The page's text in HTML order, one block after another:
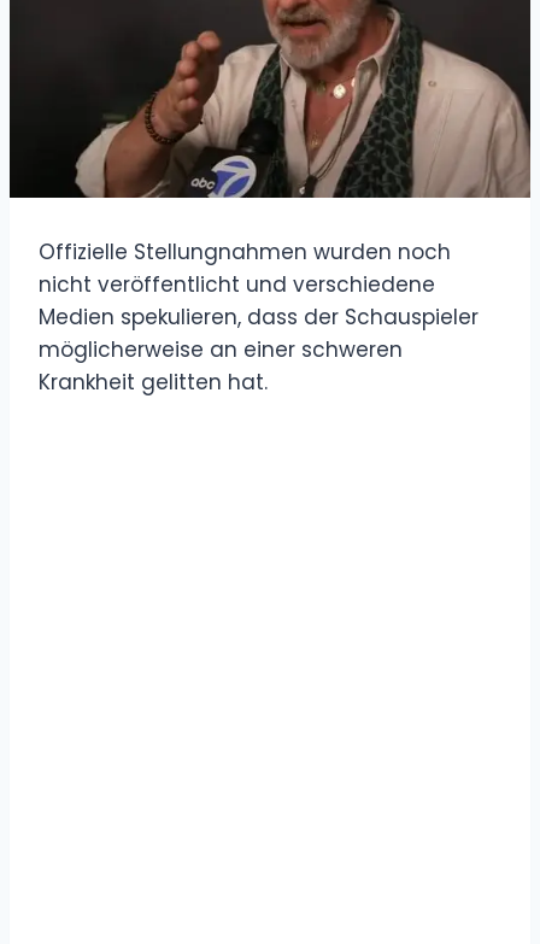
Offizielle Stellungnahmen wurden noch
nicht veröffentlicht und verschiedene
Medien spekulieren, dass der Schauspieler
möglicherweise an einer schweren
Krankheit gelitten hat.